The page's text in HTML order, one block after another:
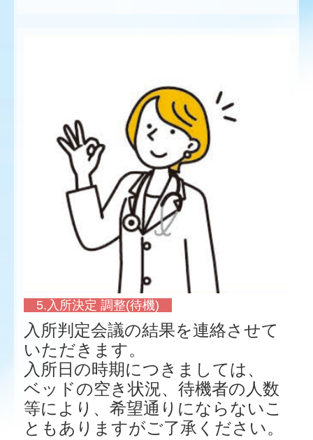
5.入所決定 調整(待機)
入所判定会議の結果を連絡させて
いただきます。
入所日の時期につきましては、
ベッドの空き状況、待機者の人数
等により、希望通りにならないこ
ともありますがご了承ください。